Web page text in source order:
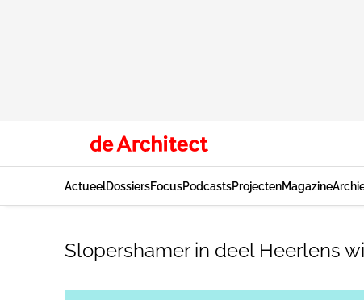
ActueelDossiersFocusPodcastsProjectenMagazine
Slopershamer in deel Heerlens